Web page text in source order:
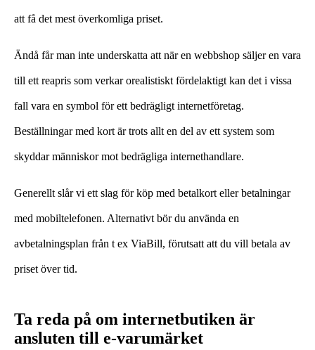
att få det mest överkomliga priset.
Ändå får man inte underskatta att när en webbshop säljer en vara
till ett reapris som verkar orealistiskt fördelaktigt kan det i vissa
fall vara en symbol för ett bedrägligt internetföretag.
Beställningar med kort är trots allt en del av ett system som
skyddar människor mot bedrägliga internethandlare.
Generellt slår vi ett slag för köp med betalkort eller betalningar
med mobiltelefonen. Alternativt bör du använda en
avbetalningsplan från t ex ViaBill, förutsatt att du vill betala av
priset över tid.
Ta reda på om internetbutiken är
ansluten till e-varumärket